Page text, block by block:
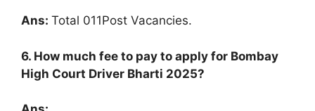
Ans: Total 011Post Vacancies.
6. How much fee to pay to apply for Bombay
High Court Driver Bharti 2025?